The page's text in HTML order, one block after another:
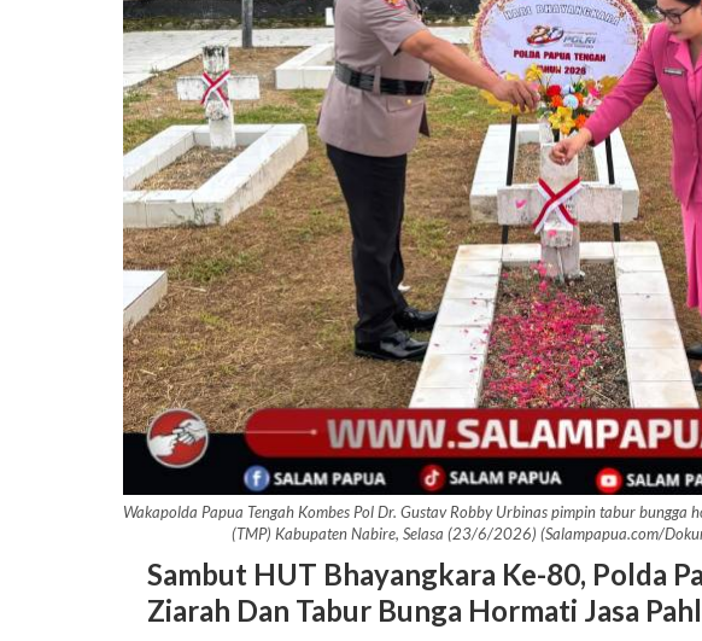
Wakapolda Papua Tengah Kombes Pol Dr. Gustav Robby Urbinas pimpin tabur
(TMP) Kabupaten Nabire, Selasa (23/6/2026) (Salampapua.com/
Sambut HUT Bhayangkara Ke-80, Polda
Ziarah Dan Tabur Bunga Hormati Jasa